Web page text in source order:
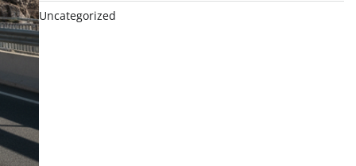
Uncategorized